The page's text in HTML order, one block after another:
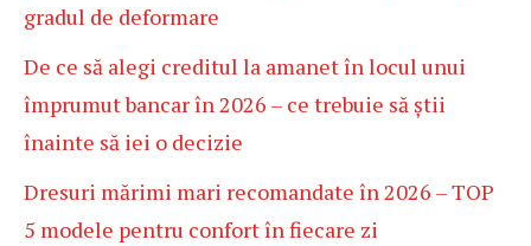
gradul de deformare
De ce să alegi creditul la amanet în locul unui
împrumut bancar în 2026 – ce trebuie să știi
înainte să iei o decizie
Dresuri mărimi mari recomandate în 2026 – TOP
5 modele pentru confort în fiecare zi